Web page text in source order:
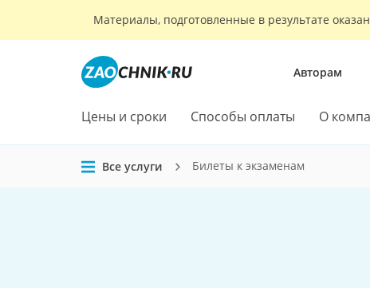
Материалы, подготовленные в результате
Авторам
Цены и сроки Способы оплаты О
Все услуги Билеты к экзаменам